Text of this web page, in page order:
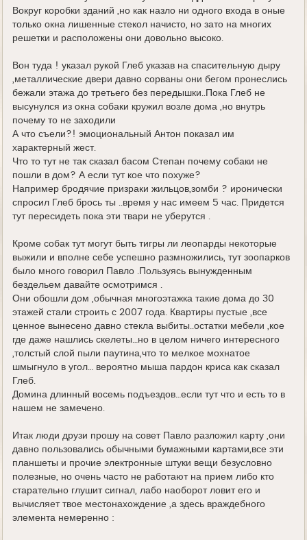
Вокруг коробки зданий ,но как назло ни одного входа в оные
только окна лишенные стекол начисто, но зато на многих
решетки и расположены они довольно высоко.
Вон туда ! указал рукой Глеб указав на спасительную дыру
,металлические двери давно сорваны они бегом пронеслись
бежали этажа до третьего без передышки..Пока Глеб не
высунулся из окна собаки кружил возле дома ,но внутрь
почему то не заходили
А что съели?! эмоциональный Антон показал им
характерный жест.
Что то тут не так сказал басом Степан почему собаки не
пошли в дом? А если тут кое что похуже?
Например бродячие призраки жильцов,зомби ? иронически
спросил Глеб брось ты ..время у нас имеем 5 час. Придется
тут пересидеть пока эти твари не уберутся .
Кроме собак тут могут быть тигры ли леопарды некоторые
выжили и вполне себе успешно размножились, тут зоопарков
было много говорил Павло .Пользуясь вынужденным
бездельем давайте осмотримся .
Они обошли дом ,обычная многоэтажка такие дома до 30
этажей стали строить с 2007 года. Квартиры пустые ,все
ценное вынесено давно стекла выбиты..остатки мебели ,кое
где даже нашлись скелеты…но в целом ничего интересного
,толстый слой пыли паутина,что то мелкое мохнатое
шмыгнуло в угол… вероятно мыша пардон криса как сказал
Глеб.
Домина длинный восемь подъездов…если тут что и есть то в
нашем не замечено.
Итак люди друзи прошу на совет Павло разложил карту ,они
давно пользовались обычными бумажными картами,все эти
планшеты и прочие электронные штуки вещи безусловно
полезные, но очень часто не работают на прием либо кто
старательно глушит сигнал, лабо наоборот ловит его и
вычисляет твое местонахождение ,а здесь враждебного
элемента немеренно :